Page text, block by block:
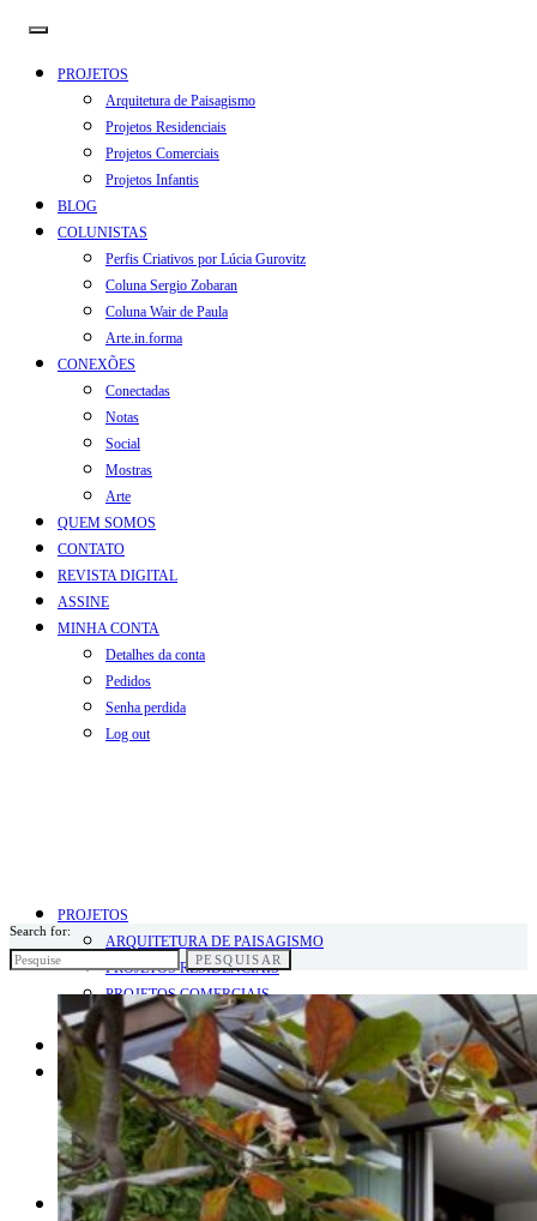
PROJETOS
Arquitetura de Paisagismo
Projetos Residenciais
Projetos Comerciais
Projetos Infantis
BLOG
COLUNISTAS
Perfis Criativos por Lúcia Gurovitz
Coluna Sergio Zobaran
Coluna Wair de Paula
Arte.in.forma
CONEXÕES
Conectadas
Notas
Social
Mostras
Arte
QUEM SOMOS
CONTATO
REVISTA DIGITAL
ASSINE
MINHA CONTA
Detalhes da conta
Pedidos
Senha perdida
Log out
PROJETOS
ARQUITETURA DE PAISAGISMO
PROJETOS RESIDENCIAIS
PROJETOS COMERCIAIS
PROJETOS INFANTIS
BLOG
COLUNISTAS
PERFIS CRIATIVOS POR LÚCIA GUROVITZ
COLUNA SERGIO ZOBARAN
COLUNA WAIR DE PAULA
ARTE.IN.FORMA
CONEXÕES
Search for:
PESQUISAR